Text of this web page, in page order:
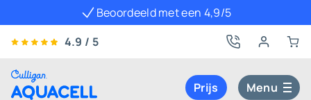
Beoordeeld met een 4,9/5
4.9 / 5
Prijs Menu